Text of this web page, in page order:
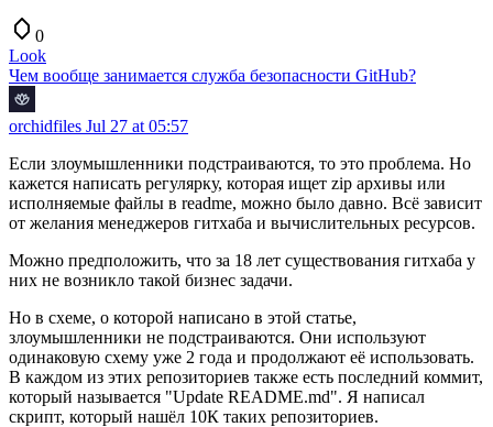
0
Look
Чем вообще занимается служба безопасности GitHub?
orchidfiles Jul 27 at 05:57
Если злоумышленники подстраиваются, то это проблема. Но
кажется написать регулярку, которая ищет zip архивы или
исполняемые файлы в readme, можно было давно. Всё зависит
от желания менеджеров гитхаба и вычислительных ресурсов.
Можно предположить, что за 18 лет существования гитхаба у
них не возникло такой бизнес задачи.
Но в схеме, о которой написано в этой статье,
злоумышленники не подстраиваются. Они используют
одинаковую схему уже 2 года и продолжают её использовать.
В каждом из этих репозиториев также есть последний коммит,
который называется "Update README.md". Я написал
скрипт, который нашёл 10К таких репозиториев.